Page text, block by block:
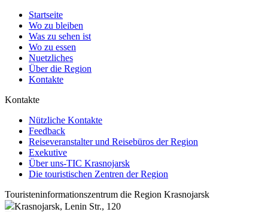
Startseite
Wo zu bleiben
Was zu sehen ist
Wo zu essen
Nuetzliches
Über die Region
Kontakte
Kontakte
Nützliche Kontakte
Feedback
Reiseveranstalter und Reisebüros der Region
Exekutive
Über uns-TIC Krasnojarsk
Die touristischen Zentren der Region
Touristeninformationszentrum die Region Krasnojarsk
Krasnojarsk, Lenin Str., 120